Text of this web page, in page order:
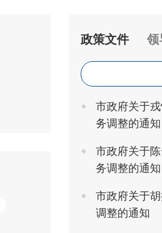
政策文件 领
市政府关于
务调整的通知
市政府关于
务调整的通知
市政府关于
调整的通知